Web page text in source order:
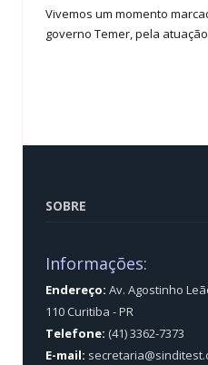
Vivemos um momento
governo Temer, pela
SOBRE
Informações:
Endereço: Av. Agostinho
110 Curitiba - PR
Telefone: (41) 3362-7373
E-mail: